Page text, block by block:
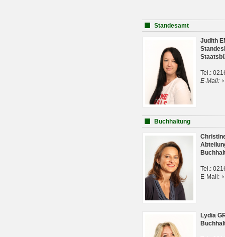
Standesamt
Judith
Tel.:
E-Mail:
Buchhaltung
Tel.:
E-Mail:
Lydia